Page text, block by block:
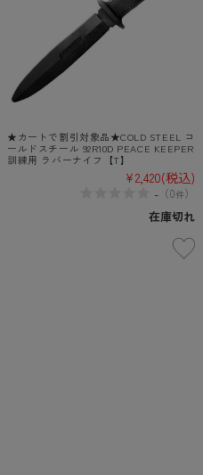
★カートで割引対象品★COLD STEEL コ
ールドスチール 92R10D PEACE KEEPER
訓練用 ラバーナイフ【T】
¥2,420(税込)
- （0件）
在庫切れ